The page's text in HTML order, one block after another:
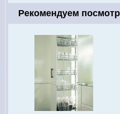
Рекомендуем